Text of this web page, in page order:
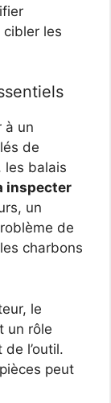
les
à un
de
les balais
inspecter
un
de
charbons
le
un rôle
l’outil.
peut